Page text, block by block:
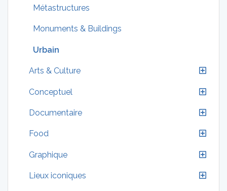
Métastructures
Monuments & Buildings
Urbain
Arts & Culture
Conceptuel
Documentaire
Food
Graphique
Lieux iconiques